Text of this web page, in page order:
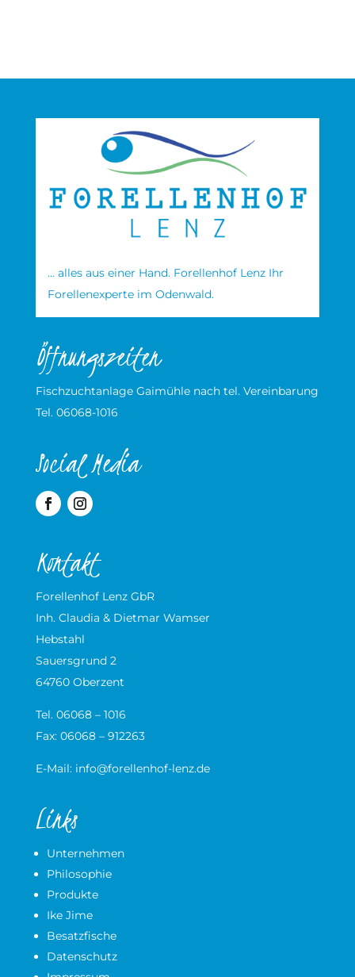
… alles aus einer Hand. Forellenhof Lenz Ihr
Forellenexperte im Odenwald.
Öffnungszeiten
Fischzuchtanlage Gaimühle nach tel. Vereinbarung
Tel. 06068-1016
Social Media
Kontakt
Forellenhof Lenz GbR
Inh. Claudia & Dietmar Wamser
Hebstahl
Sauersgrund 2
64760 Oberzent
Tel. 06068 – 1016
Fax: 06068 – 912263
E-Mail: info@forellenhof-lenz.de
Links
Unternehmen
Philosophie
Produkte
Ike Jime
Besatzfische
Datenschutz